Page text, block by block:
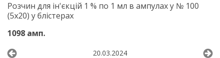
Розчин для ін'єкцій 1 % по 1 мл в ампулах у № 100
(5х20) у блістерах
1098 амп.
20.03.2024